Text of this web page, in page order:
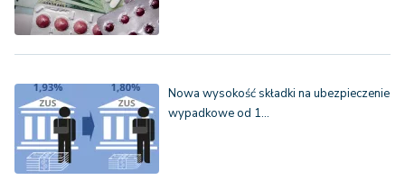
Nowa wysokość składki na ubezpieczenie
wypadkowe od 1…